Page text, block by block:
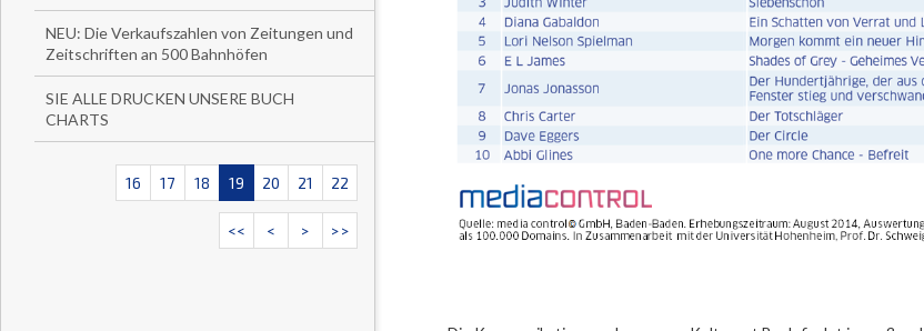
NEU: Die Verkaufszahlen von Zeitungen und
Zeitschriften an 500 Bahnhöfen
SIE ALLE DRUCKEN UNSERE BUCH
CHARTS
16 17 18 19 20 21 22
<< < > >>